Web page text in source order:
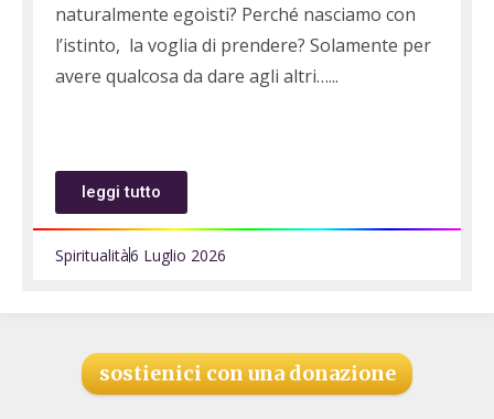
naturalmente egoisti? Perché nasciamo con
l’istinto, la voglia di prendere? Solamente per
avere qualcosa da dare agli altri…
leggi tutto
Spiritualità6 Luglio 2026
sostienici con una donazione